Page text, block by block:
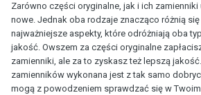
Zarówno części oryginalne, jak i ich
nowe. Jednak oba rodzaje znacząco różnią
najważniejsze aspekty, które odróżniają oba
jakość. Owszem za części oryginalne
zamienniki, ale za to zyskasz też lepszą
zamienników wykonana jest z tak samo
mogą z powodzeniem sprawdzać się w